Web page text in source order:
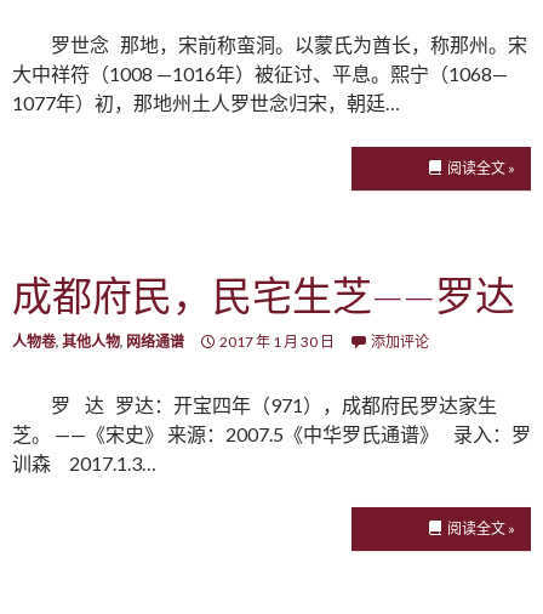
罗世念 那地，宋前称蛮洞。以蒙氏为酋长，称那州。宋
大中祥符（1008 —1016年）被征讨、平息。熙宁（1068—
1077年）初，那地州土人罗世念归宋，朝廷…
阅读全文 »
成都府民，民宅生芝——罗达
人物卷, 其他人物, 网络通谱 2017 年 1 月 30 日 添加评论
罗 达 罗达：开宝四年（971），成都府民罗达家生
芝。 ——《宋史》 来源：2007.5《中华罗氏通谱》 录入：罗
训森 2017.1.3…
阅读全文 »